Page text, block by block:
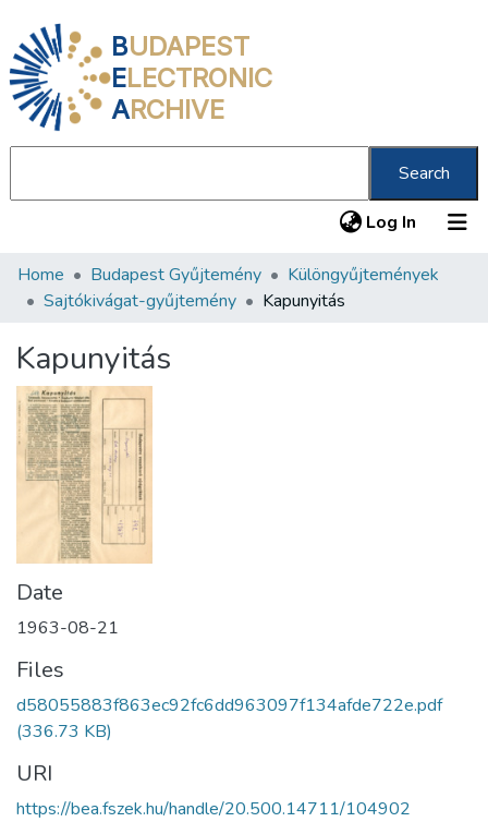
BUDAPEST
ELECTRONIC
ARCHIVE
Search
Log In (current)
Communities & Collections
Statistics
About us
Home Budapest Gyűjtemény
Különgyűjtemények
Sajtókivágat-gyűjtemény
Kapunyitás
Kapunyitás
Date
1963-08-21
Files
d58055883f863ec92fc6dd963097f134afde722e.pdf
(336.73 KB)
URI
https://bea.fszek.hu/handle/20.500.14711/104902